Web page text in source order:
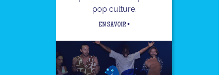
pop culture.
EN SAVOIR +